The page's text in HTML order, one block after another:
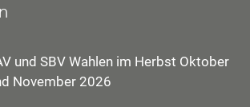
und SBV Wahlen im Herbst Oktober
November 2026